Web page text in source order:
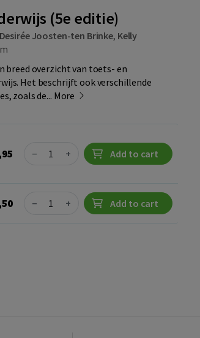
(5e editie)
Desirée Joosten-ten Brinke, Kelly
breed overzicht van toets- en
Het beschrijft ook verschillende
zoals de... More
Quantity
− + Add to cart
Quantity
− + Add to cart